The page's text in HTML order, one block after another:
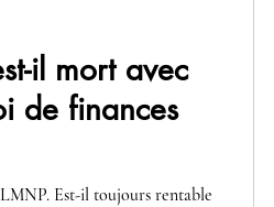
il mort avec
de finances
Est-il toujours rentable